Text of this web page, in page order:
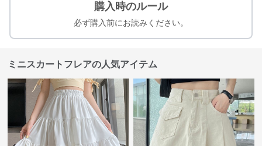
購入時のルール
必ず購入前にお読みください。
ミニスカートフレアの人気アイテム